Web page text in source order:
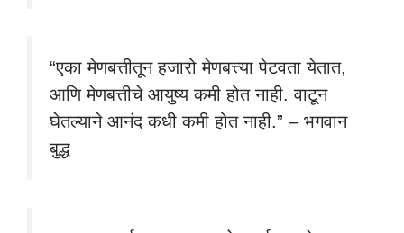
“एका मेणबत्तीतून हजारो मेणबत्त्या पेटवता येतात,
आणि मेणबत्तीचे आयुष्य कमी होत नाही. वाटून
घेतल्याने आनंद कधी कमी होत नाही.” – भगवान
बुद्ध